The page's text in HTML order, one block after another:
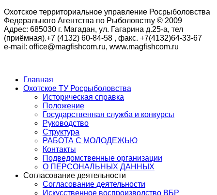
Охотское территориальное управление Росрыболовства
Федерального Агентства по Рыболовству © 2009
Адрес: 685030 г. Магадан, ул. Гагарина д.25-а, тел
(приёмная).+7 (4132) 60-84-58 , факс. +7(4132)64-33-67
e-mail: office@magfishcom.ru, www.magfishcom.ru
Главная
Охотское ТУ Росрыболовства
Историческая справка
Положение
Государственная служба и конкурсы
Руководство
Структура
РАБОТА С МОЛОДЕЖЬЮ
Контакты
Подведомственные организации
О ПЕРСОНАЛЬНЫХ ДАННЫХ
Согласование деятельности
Согласование деятельности
Искусственное воспроизводство ВБР